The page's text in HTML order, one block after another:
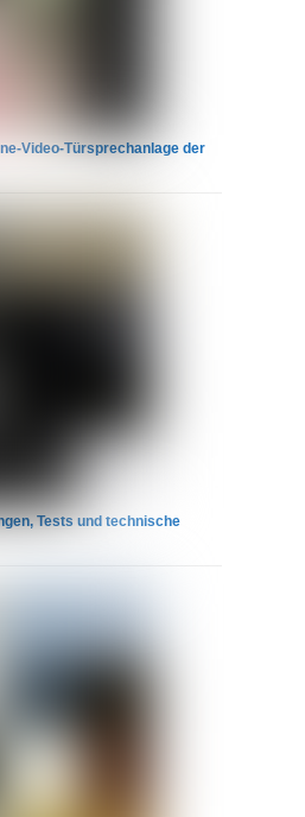
Video-Türsprechanlage der
Tests und technische